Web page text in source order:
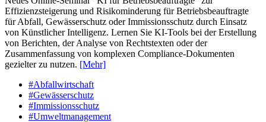
Effizienzsteigerung und Risikominderung für Betriebsbeauftragte
für Abfall, Gewässerschutz oder Immissionsschutz durch Einsatz
von Künstlicher Intelligenz. Lernen Sie KI-Tools bei der Erstellung
von Berichten, der Analyse von Rechtstexten oder der
Zusammenfassung von komplexen Compliance-Dokumenten
gezielter zu nutzen. [Mehr]
#Abfallwirtschaft
#Gewässerschutz
#Immissionsschutz
#Umweltmanagement